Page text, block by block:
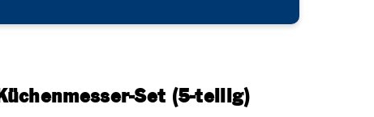
Set (5-teilig)